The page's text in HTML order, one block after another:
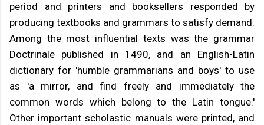
period and printers and booksellers responded by
producing textbooks and grammars to satisfy demand.
Among the most influential texts was the grammar
Doctrinale published in 1490, and an English-Latin
dictionary for 'humble grammarians and boys' to use
as 'a mirror, and find freely and immediately the
common words which belong to the Latin tongue.'
Other important scholastic manuals were printed, and